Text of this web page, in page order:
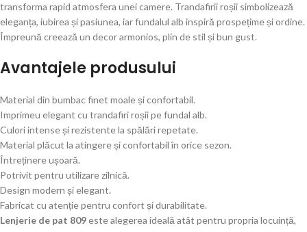
transforma rapid atmosfera unei camere. Trandafirii roșii simbolizează
eleganța, iubirea și pasiunea, iar fundalul alb inspiră prospețime și ordine.
Împreună creează un decor armonios, plin de stil și bun gust.
Avantajele produsului
Material din bumbac finet moale și confortabil.
Imprimeu elegant cu trandafiri roșii pe fundal alb.
Culori intense și rezistente la spălări repetate.
Material plăcut la atingere și confortabil în orice sezon.
Întreținere ușoară.
Potrivit pentru utilizare zilnică.
Design modern și elegant.
Fabricat cu atenție pentru confort și durabilitate.
Lenjerie de pat 809este alegerea ideală atât pentru propria locuință,